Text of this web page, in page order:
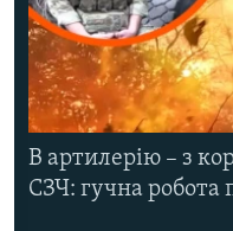
В артилерію – з
СЗЧ: гучна робота